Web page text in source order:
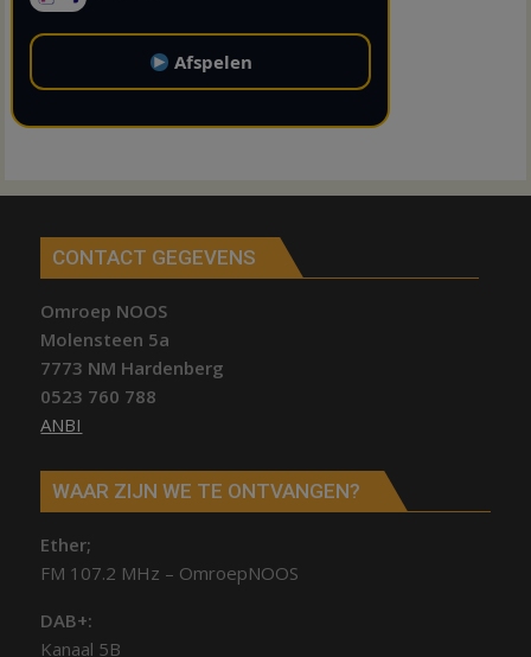
Afspelen
CONTACT GEGEVENS
Omroep NOOS
Molensteen 5a
7773 NM Hardenberg
0523 760 788
ANBI
WAAR ZIJN WE TE ONTVANGEN?
Ether;
FM 107.2 MHz – OmroepNOOS
DAB+:
Kanaal 5B